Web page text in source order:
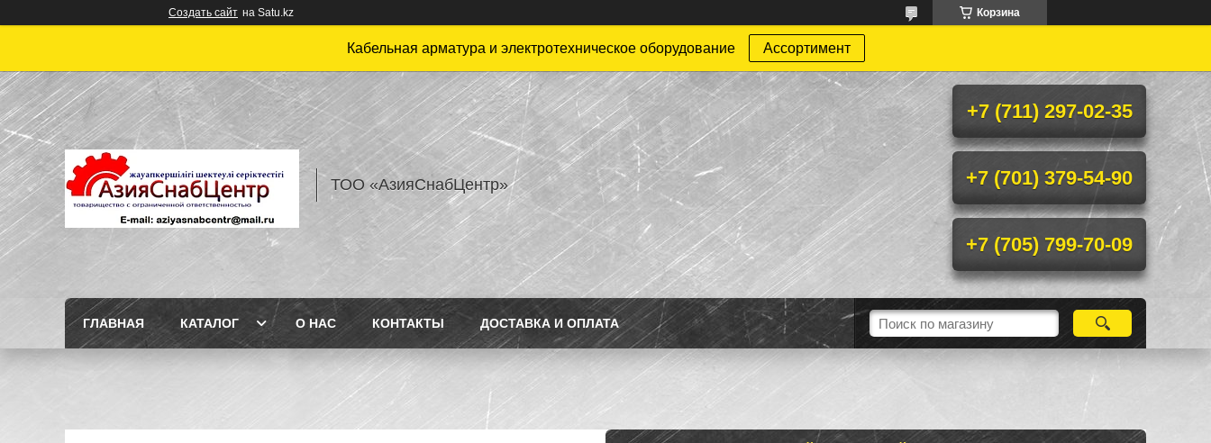
Создать сайт на Satu.kz Корзина
Кабельная арматура и электротехническое оборудование Ассортимент
ТОО «АзияСнабЦентр»
+7 (711) 297-02-35
+7 (701) 379-54-90
+7 (705) 799-70-09
ГЛАВНАЯ КАТАЛОГ О НАС КОНТАКТЫ ДОСТАВКА И ОПЛАТА